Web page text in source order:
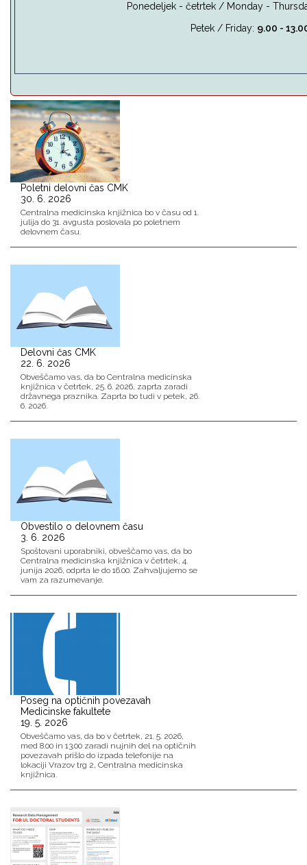
Ponedeljek - četrtek / Monday -
Petek / Friday: 9.00 -
Poletni delovni čas CMK
30. 6. 2026
Centralna medicinska knjižnica bo v času od 1.
julija do 31. avgusta poslovala po poletnem
delovnem času.
Delovni čas CMK
22. 6. 2026
Obveščamo vas, da bo Centralna medicinska
knjižnica v četrtek, 25. 6. 2026, zaprta zaradi
državnega praznika. Zaprta bo tudi v petek, 26.
6. 2026.
Obvestilo o delovnem času
3. 6. 2026
Spoštovani uporabniki, obveščamo vas, da bo
Centralna medicinska knjižnica v četrtek, 4.
junija 2026, odprta le do 16.00. Zahvaljujemo se
vam za razumevanje.
Poseg na optičnih povezavah
Medicinske fakultete
19. 5. 2026
Obveščamo vas, da bo v četrtek, 21. 5. 2026,
med 8.00 in 13.00 zaradi nujnih del na optičnih
povezavah prišlo do izpada telefonije na
lokaciji Vrazov trg 2, Centralna medicinska
knjižnica.